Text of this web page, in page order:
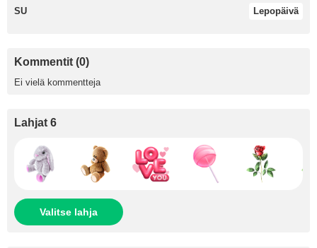
SU Lepopäivä
Kommentit (0)
Ei vielä kommentteja
Lahjat 6
Valitse lahja